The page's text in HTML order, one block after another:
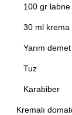
100 gr labne
30 ml krema
Yarım
Tuz
Karabiber
Kremalı